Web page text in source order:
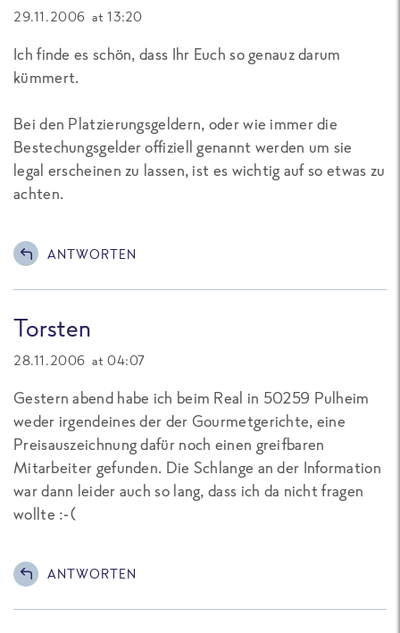
29.11.2006 at 13:20
Ich finde es schön, dass Ihr Euch so genauz darum
kümmert.
Bei den Platzierungsgeldern, oder wie immer die
Bestechungsgelder offiziell genannt werden um sie
legal erscheinen zu lassen, ist es wichtig auf so etwas zu
achten.
ANTWORTEN
Torsten
28.11.2006 at 04:07
Gestern abend habe ich beim Real in 50259 Pulheim
weder irgendeines der der Gourmetgerichte, eine
Preisauszeichnung dafür noch einen greifbaren
Mitarbeiter gefunden. Die Schlange an der Information
war dann leider auch so lang, dass ich da nicht fragen
wollte :-(
ANTWORTEN